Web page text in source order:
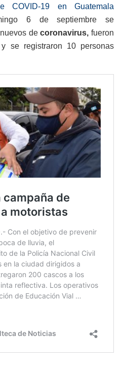
COVID-19 en Guatemala
6 de septiembre se
decoronavirus, fueron
se registraron 10 personas